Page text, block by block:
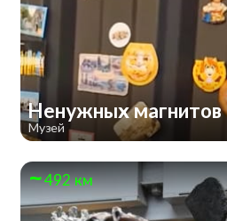
Ненужных магнитов
Музей
492 км